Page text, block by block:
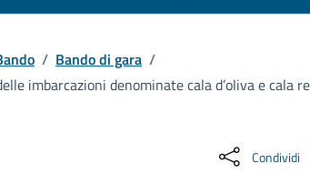
/ Bando di gara /
imbarcazioni denominate cala d’oliva e cala
Condividi